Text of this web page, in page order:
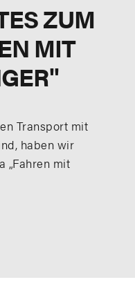
ZUM
MIT
Transport mit
haben wir
„Fahren mit